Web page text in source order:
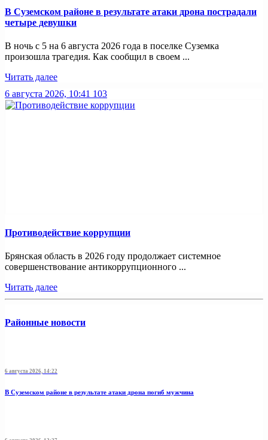
В Суземском районе в результате атаки дрона пострадали
четыре девушки
В ночь с 5 на 6 августа 2026 года в поселке Суземка
произошла трагедия. Как сообщил в своем ...
Читать далее
6 августа 2026, 10:41 103
Противодействие коррупции
Брянская область в 2026 году продолжает системное
совершенствование антикоррупционного ...
Читать далее
Районные новости
6 августа 2026, 14:22
В Суземском районе в результате атаки дрона погиб мужчина